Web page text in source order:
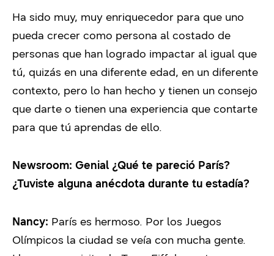
Ha sido muy, muy enriquecedor para que uno
pueda crecer como persona al costado de
personas que han logrado impactar al igual que
tú, quizás en una diferente edad, en un diferente
contexto, pero lo han hecho y tienen un consejo
que darte o tienen una experiencia que contarte
para que tú aprendas de ello.
Newsroom: Genial ¿Qué te pareció París?
¿Tuviste alguna anécdota durante tu estadía?
Nancy: París es hermoso. Por los Juegos
Olímpicos la ciudad se veía con mucha gente.